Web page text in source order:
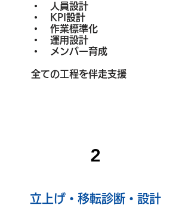
・ 人員設計
・ KPI設計
・ 作業標準化
・ 運用設計
・ メンバー育成
​ 全ての工程を伴走支援
2
​立上げ・移転診断・設計